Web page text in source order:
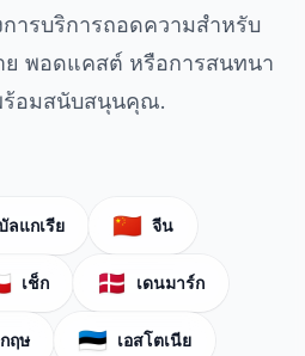
ารบริการถอดความสำหรับ
ย พอดแคสต์ หรือการสนทนา
ร้อมสนับสนุนคุณ.
ลแกเรีย 🇨🇳 จีน
เช็ก 🇩🇰 เดนมาร์ก
ฤษ 🇪🇪 เอสโตเนีย